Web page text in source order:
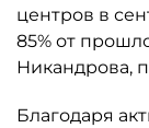
центров в
85% от
Никандрова,
Благодаря